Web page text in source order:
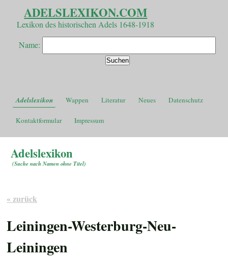
ADELSLEXIKON.COM
Lexikon des historischen Adels 1648-1918
Name:
Adelslexikon Wappen Literatur Neues Datenschutz
Kontaktformular Impressum
Adelslexikon
(Suche nach Namen ohne Titel)
« zurück
Leiningen-Westerburg-Neu-
Leiningen